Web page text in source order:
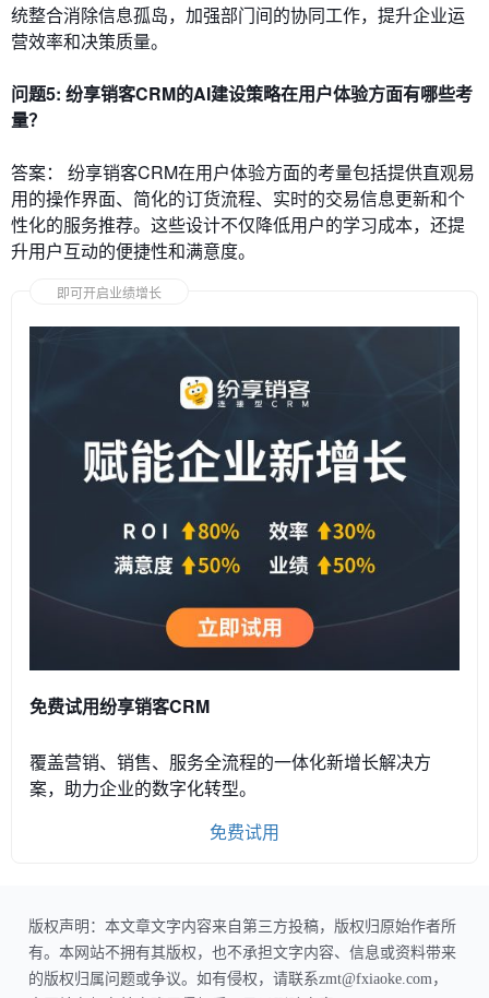
统整合消除信息孤岛，加强部门间的协同工作，提升企业运
营效率和决策质量。
问题5: 纷享销客CRM的AI建设策略在用户体验方面有哪些考
量？
答案： 纷享销客CRM在用户体验方面的考量包括提供直观易
用的操作界面、简化的订货流程、实时的交易信息更新和个
性化的服务推荐。这些设计不仅降低用户的学习成本，还提
升用户互动的便捷性和满意度。
即可开启业绩增长
免费试用纷享销客CRM
覆盖营销、销售、服务全流程的一体化新增长解决方
案，助力企业的数字化转型。
免费试用
版权声明：本文章文字内容来自第三方投稿，版权归原始作者所
有。本网站不拥有其版权，也不承担文字内容、信息或资料带来
的版权归属问题或争议。如有侵权，请联系zmt@fxiaoke.com，